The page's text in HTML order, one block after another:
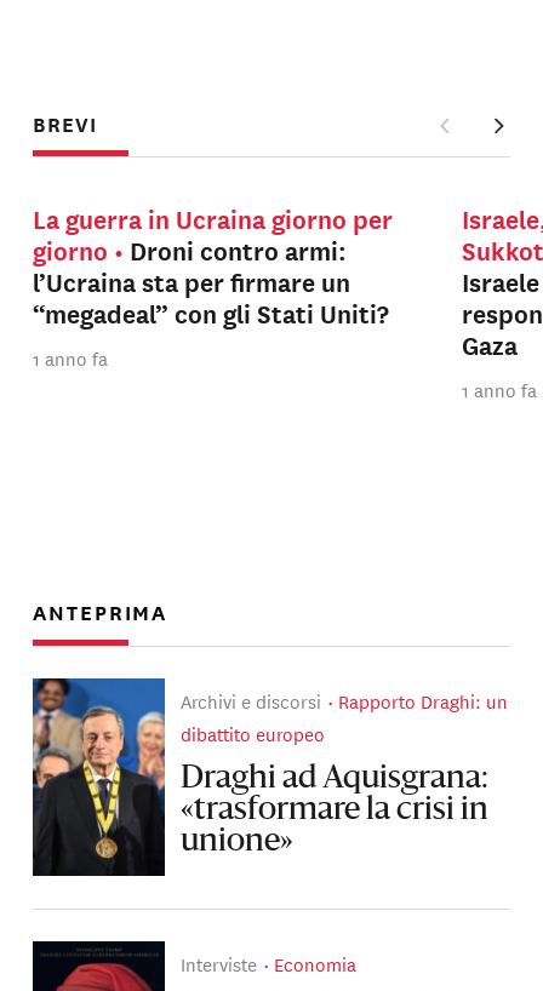
BREVI
La guerra in Ucraina giorno per
giorno
Droni contro armi:
l’Ucraina sta per firmare un
“megadeal” con gli Stati Uniti?
1 anno fa
Gaza
1 anno fa
ANTEPRIMA
Archivi e discorsi
Rapporto Draghi: un
dibattito europeo
Draghi ad Aquisgrana:
«trasformare la crisi in
unione»
Interviste Economia